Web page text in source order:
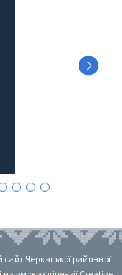
Черкаської районної